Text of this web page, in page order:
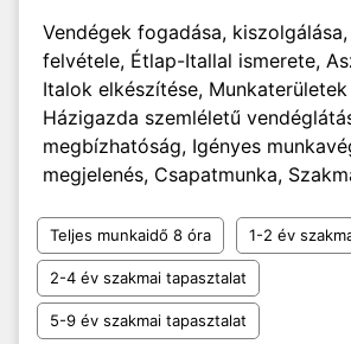
Vendégek fogadása,
felvétele, Étlap-Itallal ismerete,
Italok elkészítése,
Házigazda szemléletű
megbízhatóság, Igényes
megjelenés, Csapatmunka,
Teljes munkaidő 8 óra 1-2 év
2-4 év szakmai tapasztalat
5-9 év szakmai tapasztalat